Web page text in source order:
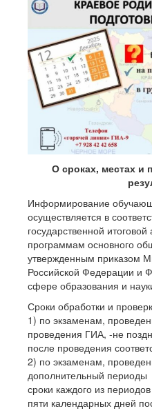
О сроках, местах и
Информирование
осуществляется в
государственной
программам основного
утвержденным приказом
Российской Федерации и
сфере образования и
Сроки обработки и
1) по экзаменам,
проведения ГИА, -не
после проведения
2) по экзаменам,
дополнительный
сроки каждого из
пяти календарных дней